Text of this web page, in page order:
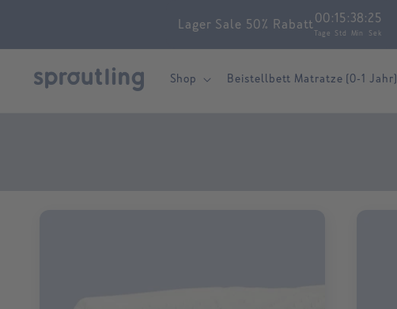
Lager Sale 50% Rabatt00
Tage
:15
Std
:38
Min
:24
Sek
Shop Beistellbett Matratze (0-1 Jahr)